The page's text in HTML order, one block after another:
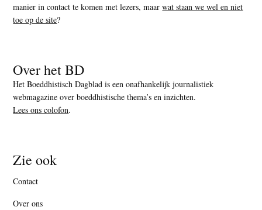
manier in contact te komen met lezers, maarwat staan we wel en niet
toe op de site?
Over het BD
Het Boeddhistisch Dagblad is een onafhankelijk journalistiek
webmagazine over boeddhistische thema’s en inzichten.
Lees ons colofon.
Zie ook
Contact
Over ons